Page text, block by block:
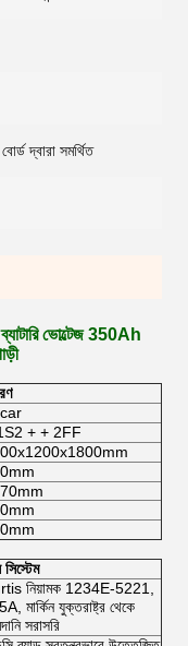
দ্বারা সমর্থিত
ভোল্টেজ 350Ah
+ + 2FF
নিয়ামক 1234E-5221,
মার্কিন যুক্তরাষ্ট্র থেকে
সরাসরি